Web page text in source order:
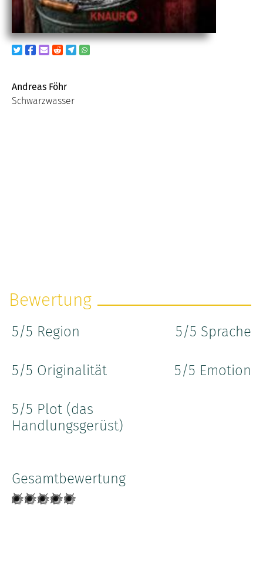
Andreas Föhr
Schwarzwasser
Bewertung
5/5 Region 5/5 Sprache
5/5 Originalität 5/5 Emotion
5/5 Plot (das
Handlungsgerüst)
Gesamtbewertung